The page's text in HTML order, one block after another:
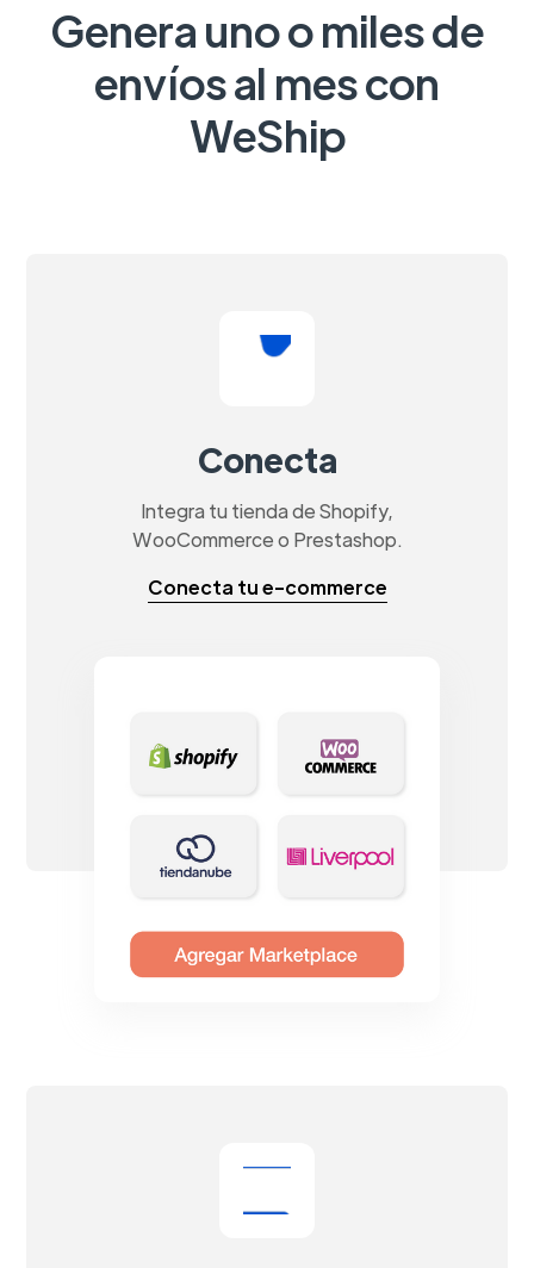
Genera uno o miles de
envíos al mes con
WeShip
Conecta
Integra tu tienda de Shopify,
WooCommerce o Prestashop.
Conecta tu e-commerce